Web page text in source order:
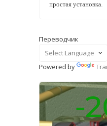
простая установка.
Переводчик
Powered by
-